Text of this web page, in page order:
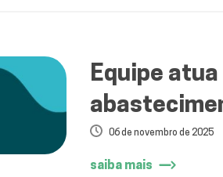
Equipe
06 de novembro de 2025
saiba mais